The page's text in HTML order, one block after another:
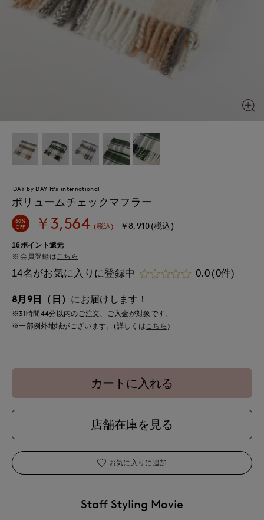
DAY by DAY It's international
ボリュームチェックマフラー
60%
OFF ￥3,564 (税込) ￥8,910(税込)
16ポイント還元
会員登録は こちら
14名がお気に入りに登録中 0.0 (0件)
8月9日（日） にお届けします！
※31時間44分以内のご注文、ご入金が対象です。
※一部例外地域がございます。(詳しくはこちら )
カートに入れる
店舗在庫を見る
お気に入りに追加
Staff Styling Movie